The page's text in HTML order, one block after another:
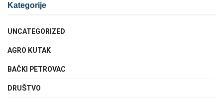
Kategorije
UNCATEGORIZED
AGRO KUTAK
BAČKI PETROVAC
DRUŠTVO